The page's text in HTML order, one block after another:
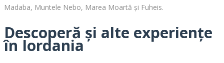
Madaba, Muntele Nebo, Marea Moartă și Fuheis.
Descoperă și alte experiențe
în Iordania